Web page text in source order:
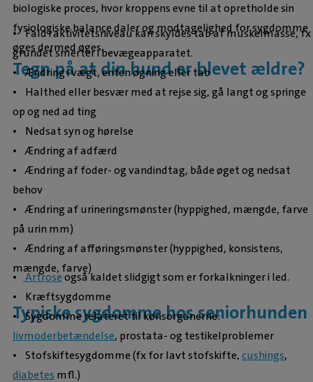
biologiske proces, hvor kroppens evne til at opretholde sin
fysiologiske balance daler og modtagelighed for sygdomme
øges dermed øges.
Tegn på at din hund er blevet ældre?
• Fald i aktivitetsniveau kan skyldes tab af muskelmasse, fx
grundet smerter i bevægeapparatet.
• Ændring i vægt, enten øgning eller tab
• Halthed eller besvær med at rejse sig, gå langt og springe
op og ned ad ting
• Nedsat syn og hørelse
• Ændring af adfærd
• Ændring af foder- og vandindtag, både øget og nedsat
behov
• Ændring af urineringsmønster (hyppighed, mængde, farve
på urin mm)
• Ændring af afføringsmønster (hyppighed, konsistens,
mængde, farve)
Typiske sygdomme hos seniorhunden
• Artroseogså kaldet slidgigt som er forkalkninger i led.
• Kræftsygdomme
• Sygdomme relateret til kønsorganerne:
livmoderbetændelse, prostata- og testikelproblemer
• Stofskiftesygdomme (fx for lavt stofskifte,cushings,
diabetes mfl.)